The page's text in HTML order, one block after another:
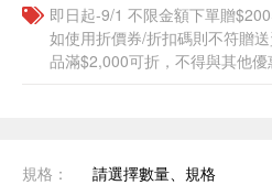
即日起-9/1 不限金額下單贈
如使用折價券/折扣碼則不符贈
品滿$2,000可折，不得與其他
規格： 請選擇數量、規格